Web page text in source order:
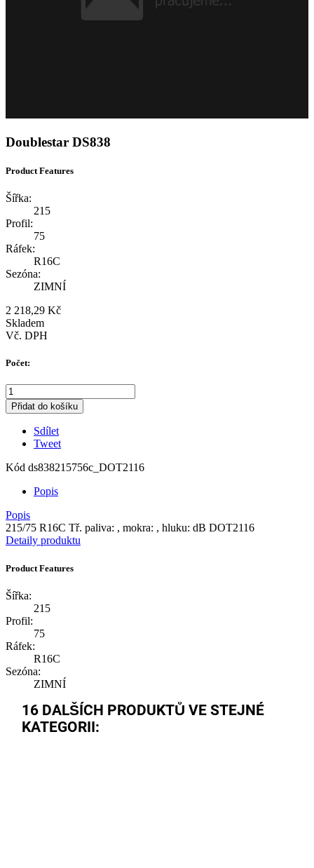
Doublestar DS838
Product Features
Šířka:
215
Profil:
75
Ráfek:
R16C
Sezóna:
ZIMNÍ
2 218,29 Kč
Skladem
Vč. DPH
Počet:
Přidat do košíku
Sdílet
Tweet
Kód ds838215756c_DOT2116
Popis
Popis
215/75 R16C Tř. paliva: , mokra: , hluku: dB DOT2116
Detaily produktu
Product Features
Šířka:
215
Profil:
75
Ráfek:
R16C
Sezóna:
ZIMNÍ
16 DALŠÍCH PRODUKTŮ VE STEJNÉ
KATEGORII: